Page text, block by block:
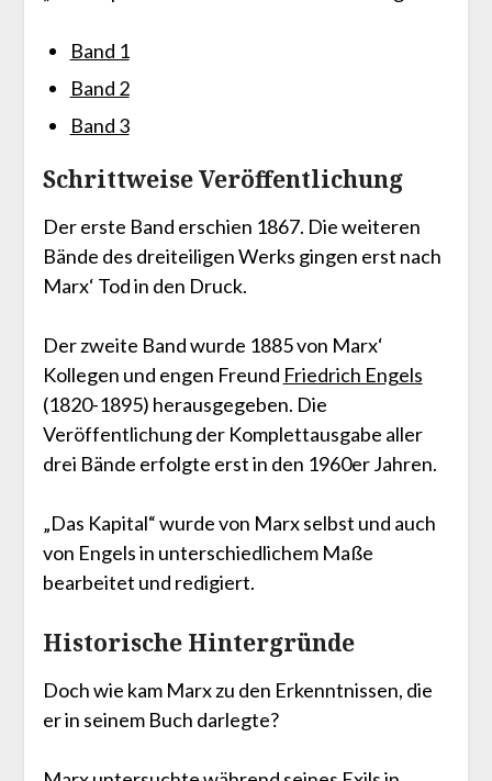
Band 1
Band 2
Band 3
Schrittweise Veröffentlichung
Der erste Band erschien 1867. Die weiteren
Bände des dreiteiligen Werks gingen erst nach
Marx‘ Tod in den Druck.
Der zweite Band wurde 1885 von Marx‘
Kollegen und engen Freund Friedrich Engels
(1820-1895) herausgegeben. Die
Veröffentlichung der Komplettausgabe aller
drei Bände erfolgte erst in den 1960er Jahren.
„Das Kapital“ wurde von Marx selbst und auch
von Engels in unterschiedlichem Maße
bearbeitet und redigiert.
Historische Hintergründe
Doch wie kam Marx zu den Erkenntnissen, die
er in seinem Buch darlegte?